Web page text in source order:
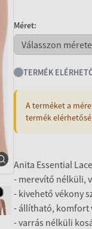
Méret:
TERMÉK
A terméket a
termék
Anita Essential
- merevítő nélküli,
- kivehető vékony
- állítható, komfort
- varrás nélküli